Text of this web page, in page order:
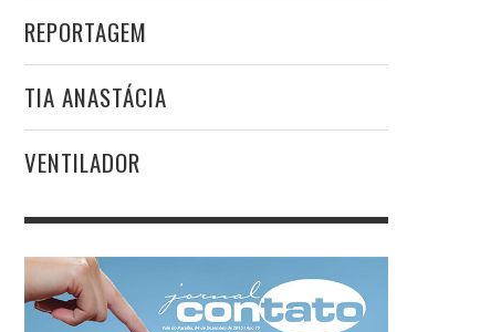
REPORTAGEM
TIA ANASTÁCIA
VENTILADOR